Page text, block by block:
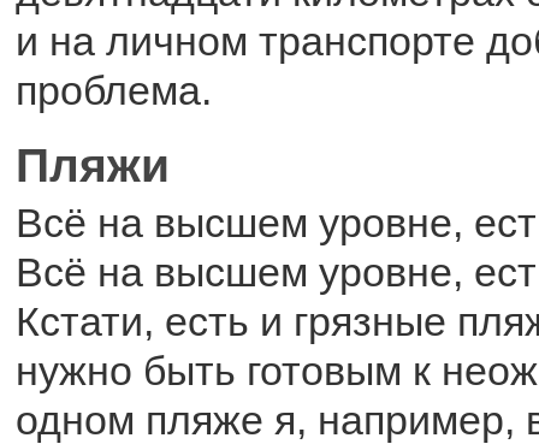
и на личном транспорте
проблема.
Пляжи
Всё на высшем уровне,
Всё на высшем уровне,
Кстати, есть и грязные
нужно быть готовым к
одном пляже я, например,